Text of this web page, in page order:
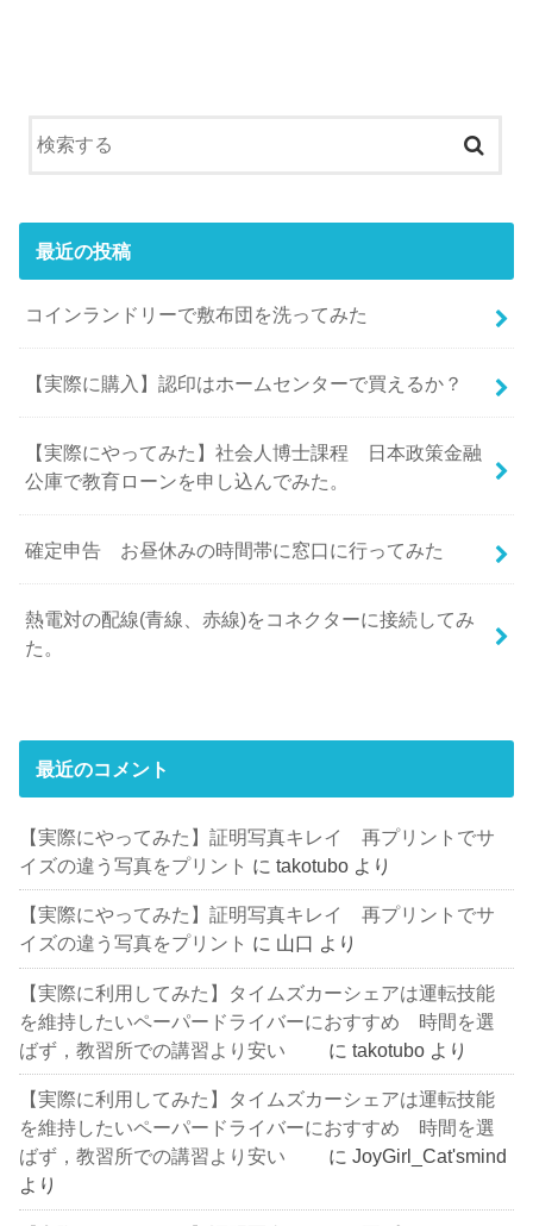
最近の投稿
コインランドリーで敷布団を洗ってみた
【実際に購入】認印はホームセンターで買えるか？
【実際にやってみた】社会人博士課程 日本政策金融
公庫で教育ローンを申し込んでみた。
確定申告 お昼休みの時間帯に窓口に行ってみた
熱電対の配線(青線、赤線)をコネクターに接続してみ
た。
最近のコメント
【実際にやってみた】証明写真キレイ 再プリントでサ
イズの違う写真をプリント にtakotubo より
【実際にやってみた】証明写真キレイ 再プリントでサ
イズの違う写真をプリント に 山口 より
【実際に利用してみた】タイムズカーシェアは運転技能
を維持したいペーパードライバーにおすすめ 時間を選
ばず，教習所での講習より安い
にtakotubo より
【実際に利用してみた】タイムズカーシェアは運転技能
を維持したいペーパードライバーにおすすめ 時間を選
ばず，教習所での講習より安い
にJoyGirl_Cat'smind
より